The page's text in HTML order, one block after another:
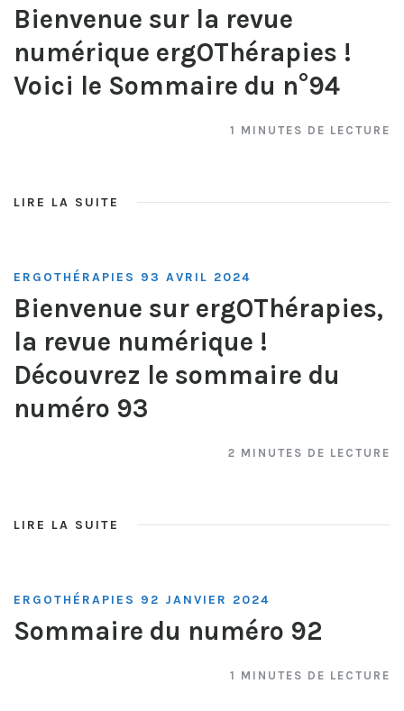
Bienvenue sur la revue
numérique ergOThérapies !
Voici le Sommaire du n°94
1 MINUTES DE LECTURE
LIRE LA SUITE
ERGOTHÉRAPIES 93 AVRIL 2024
Bienvenue sur ergOThérapies,
la revue numérique !
Découvrez le sommaire du
numéro 93
2 MINUTES DE LECTURE
LIRE LA SUITE
ERGOTHÉRAPIES 92 JANVIER 2024
Sommaire du numéro 92
1 MINUTES DE LECTURE